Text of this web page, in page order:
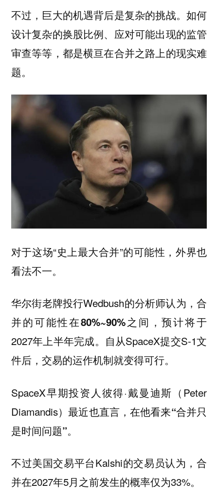
不过，巨大的机遇背后是复杂的挑战。如何
设计复杂的换股比例、应对可能出现的监管
审查等等，都是横亘在合并之路上的现实难
题。
对于这场“史上最大合并”的可能性，外界也
看法不一。
华尔街老牌投行Wedbush的分析师认为，合
并的可能性在80%~90%之间，预计将于
2027年上半年完成。自从SpaceX提交S-1文
件后，交易的运作机制就变得可行。
SpaceX早期投资人彼得·戴曼迪斯（Peter
Diamandis）最近也直言，在他看来“合并只
是时间问题”。
不过美国交易平台Kalshi的交易员认为，合
并在2027年5月之前发生的概率仅为33%。